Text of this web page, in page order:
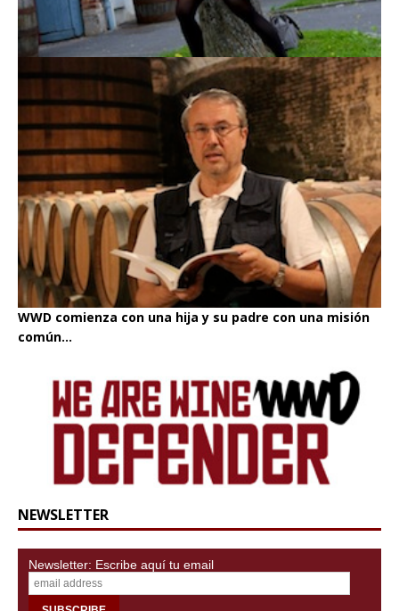
WWD comienza con una hija y su padre con una misión
común...
NEWSLETTER
Newsletter: Escribe aquí tu email